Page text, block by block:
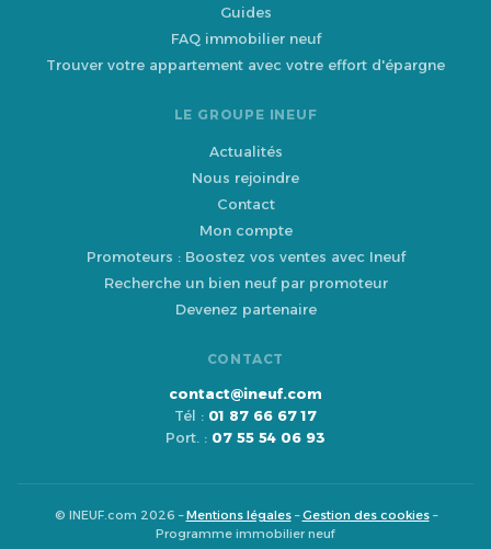
Guides
FAQ immobilier neuf
Trouver votre appartement avec votre effort d'épargne
LE GROUPE INEUF
Actualités
Nous rejoindre
Contact
Mon compte
Promoteurs : Boostez vos ventes avec Ineuf
Recherche un bien neuf par promoteur
Devenez partenaire
CONTACT
contact@ineuf.com
Tél : 01 87 66 67 17
Port. : 07 55 54 06 93
© INEUF.com 2026 –Mentions légales–Gestion des cookies–
Programme immobilier neuf